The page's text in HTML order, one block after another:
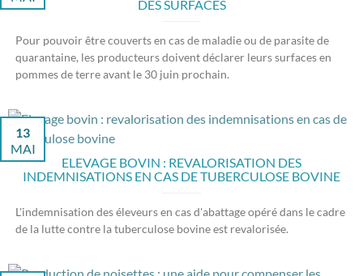
DES SURFACES
Pour pouvoir être couverts en cas de maladie ou de parasite de
quarantaine, les producteurs doivent déclarer leurs surfaces en
pommes de terre avant le 30 juin prochain.
ELEVAGE BOVIN : REVALORISATION DES
INDEMNISATIONS EN CAS DE TUBERCULOSE BOVINE
13
MAI
L'indemnisation des éleveurs en cas d'abattage opéré dans le cadre
de la lutte contre la tuberculose bovine est revalorisée.